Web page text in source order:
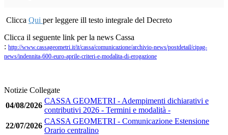
Clicca Qui per leggere ill testo integrale del Decreto
Clicca il seguente link per la news Cassa
: http://www.cassageometri.it/it/cassa/comunicazione/archivio-news/postdetail/cipag-
news/indennita-600-euro-aprile-criteri-e-modalita-di-erogazione
Notizie Collegate
04/08/2026
CASSA GEOMETRI - Adempimenti dichiarativi e
contributivi 2026 - Termini e modalità -
22/07/2026
CASSA GEOMETRI - Comunicazione Estensione
Orario centralino